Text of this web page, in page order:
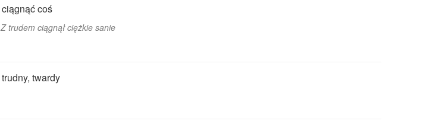
ciągnąć coś
Z trudem ciągnął ciężkie sanie
trudny, twardy